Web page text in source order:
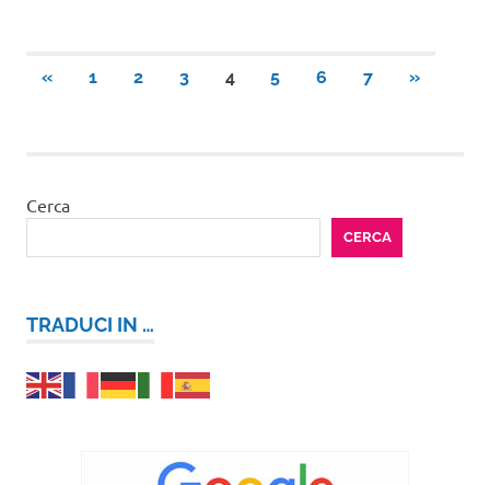
Paginazione
«ARTICOLI
1 2 3 4 5 6 7
ARTICOLI
»
Cerca
CERCA
TRADUCI IN …